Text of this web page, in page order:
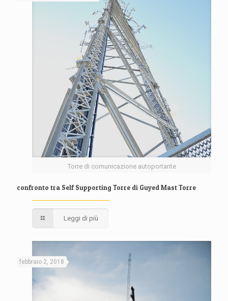
Torre di comunicazione autoportante
confronto tra Self Supporting Torre di Guyed Mast Torre
Leggi di più
febbraio 2, 2018